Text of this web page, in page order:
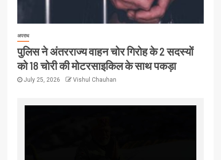
अपराध
पुलिस ने अंतरराज्य वाहन चोर गिरोह के 2 सदस्यों
को 18 चोरी की मोटरसाइकिल के साथ पकड़ा
July 25, 2026 Vishul Chauhan